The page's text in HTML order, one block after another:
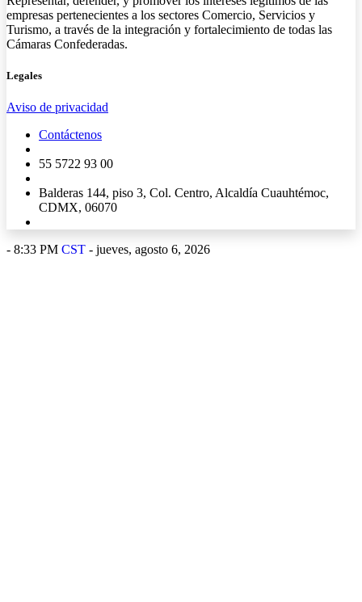
empresas pertenecientes a los sectores Comercio, Servicios y
Turismo, a través de la integración y fortalecimiento de todas las
Cámaras Confederadas.
Legales
Aviso de privacidad
Contáctenos
55 5722 93 00
Balderas 144, piso 3, Col. Centro, Alcaldía Cuauhtémoc,
CDMX, 06070
- 8:33 PM CST - jueves, agosto 6, 2026